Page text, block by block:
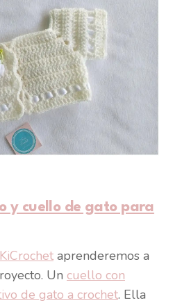
y cuello de gato para
aprenderemos a
Un cuello con
de gato a crochet. Ella